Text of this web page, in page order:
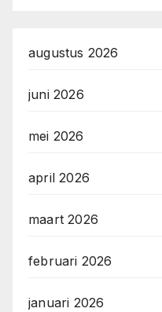
augustus 2026
juni 2026
mei 2026
april 2026
maart 2026
februari 2026
januari 2026